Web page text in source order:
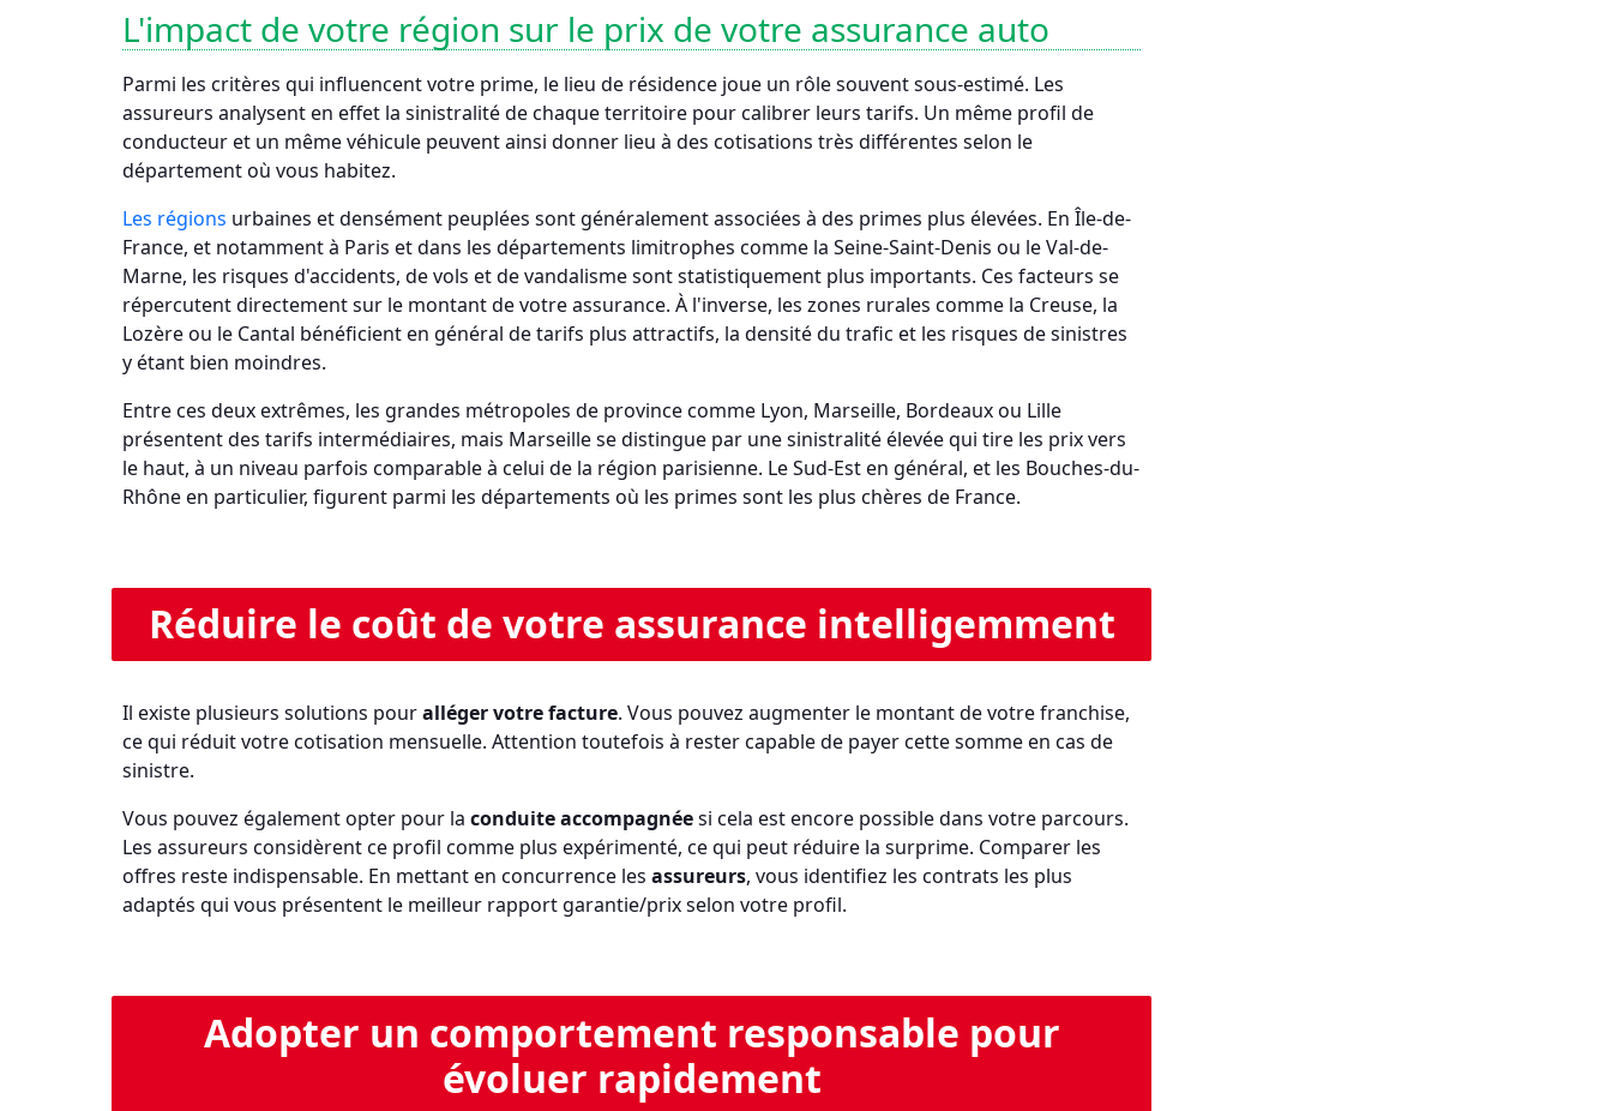
L'impact de votre région sur le prix de votre assurance auto
Parmi les critères qui influencent votre prime, le lieu de résidence joue un rôle souvent sous-estimé. Les
assureurs analysent en effet la sinistralité de chaque territoire pour calibrer leurs tarifs. Un même profil de
conducteur et un même véhicule peuvent ainsi donner lieu à des cotisations très différentes selon le
département où vous habitez.
Les régions urbaines et densément peuplées sont généralement associées à des primes plus élevées. En Île-de-
France, et notamment à Paris et dans les départements limitrophes comme la Seine-Saint-Denis ou le Val-de-
Marne, les risques d'accidents, de vols et de vandalisme sont statistiquement plus importants. Ces facteurs se
répercutent directement sur le montant de votre assurance. À l'inverse, les zones rurales comme la Creuse, la
Lozère ou le Cantal bénéficient en général de tarifs plus attractifs, la densité du trafic et les risques de sinistres
y étant bien moindres.
Entre ces deux extrêmes, les grandes métropoles de province comme Lyon, Marseille, Bordeaux ou Lille
présentent des tarifs intermédiaires, mais Marseille se distingue par une sinistralité élevée qui tire les prix vers
le haut, à un niveau parfois comparable à celui de la région parisienne. Le Sud-Est en général, et les Bouches-du-
Rhône en particulier, figurent parmi les départements où les primes sont les plus chères de France.
Réduire le coût de votre assurance intelligemment
Il existe plusieurs solutions pouralléger votre facture. Vous pouvez augmenter le montant de votre franchise,
ce qui réduit votre cotisation mensuelle. Attention toutefois à rester capable de payer cette somme en cas de
sinistre.
Vous pouvez également opter pour la conduite accompagnéesi cela est encore possible dans votre parcours.
Les assureurs considèrent ce profil comme plus expérimenté, ce qui peut réduire la surprime. Comparer les
offres reste indispensable. En mettant en concurrence les assureurs, vous identifiez les contrats les plus
adaptés qui vous présentent le meilleur rapport garantie/prix selon votre profil.
Adopter un comportement responsable pour
évoluer rapidement